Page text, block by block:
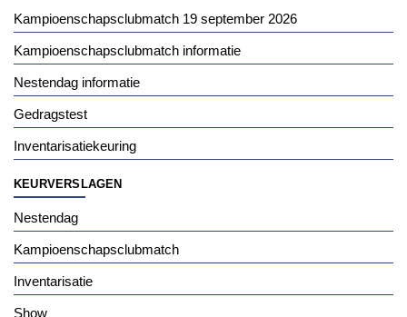
Kampioenschapsclubmatch 19 september 2026
Kampioenschapsclubmatch informatie
Nestendag informatie
Gedragstest
Inventarisatiekeuring
KEURVERSLAGEN
Nestendag
Kampioenschapsclubmatch
Inventarisatie
Show